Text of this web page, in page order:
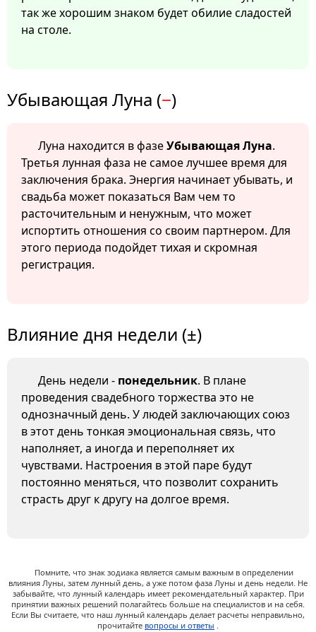
так же хорошим знаком будет обилие сладостей
на столе.
Убывающая Луна (−)
Луна находится в фазеУбывающая Луна.
Третья лунная фаза не самое лучшее время для
заключения брака. Энергия начинает убывать, и
свадьба может показаться Вам чем то
расточительным и ненужным, что может
испортить отношения со своим партнером. Для
этого периода подойдет тихая и скромная
регистрация.
Влияние дня недели (±)
День недели - понедельник. В плане
проведения свадебного торжества это не
однозначный день. У людей заключающих союз
в этот день тонкая эмоциональная связь, что
наполняет, а иногда и переполняет их
чувствами. Настроения в этой паре будут
постоянно меняться, что позволит сохранить
страсть друг к другу на долгое время.
Помните, что знак зодиака является самым важным в определении
влияния Луны, затем лунный день, а уже потом фаза Луны и день недели. Не
забывайте, что лунный календарь имеет рекомендательный характер. При
принятии важных решений полагайтесь больше на специалистов и на себя.
Если Вы считаете, что наш лунный календарь делает расчеты неправильно,
прочитайте вопросы и ответы .